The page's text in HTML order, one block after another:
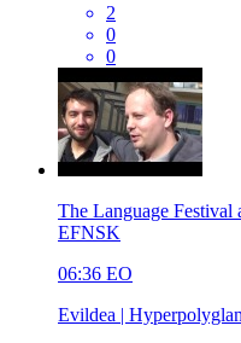
2
0
0
The Language
EFNSK
06:36 EO
Evildea |